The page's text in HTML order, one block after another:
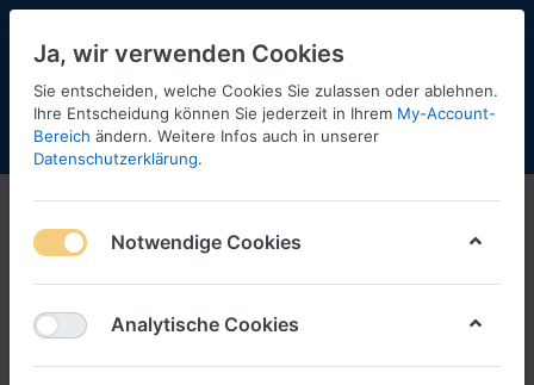
Menü Anmelden Shopaktualisierung
Ja, wir verwenden Cookies
Sie entscheiden, welche Cookies Sie zulassen oder ablehnen.
Ihre Entscheidung können Sie jederzeit in Ihrem My-Account-
Bereich ändern. Weitere Infos auch in unserer
Datenschutzerklärung.
Notwendige Cookies
Analytische Cookies